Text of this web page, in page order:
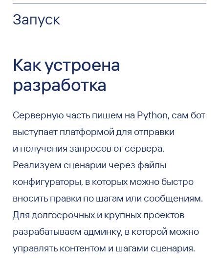
Запуск
Как устроена
разработка
Серверную часть пишем на Python, сам бот
выступает платформой для отправки
и получения запросов от сервера.
Реализуем сценарии через файлы
конфигураторы, в которых можно быстро
вносить правки по шагам или сообщениям.
Для долгосрочных и крупных проектов
разрабатываем админку, в которой можно
управлять контентом и шагами сценария.